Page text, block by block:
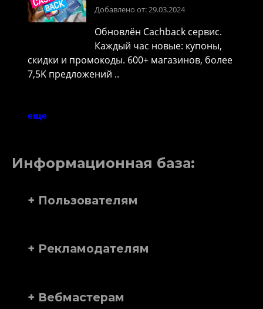
Добавлено от: 29.03.2024
Обновлён Cachback сервис.
Каждый час новые: купоны,
скидки и промокоды. 600+ магазинов, более
7,5K предложений ..
еще
Информационная база:
+ Пользователям
+ Рекламодателям
+ Вебмастерам